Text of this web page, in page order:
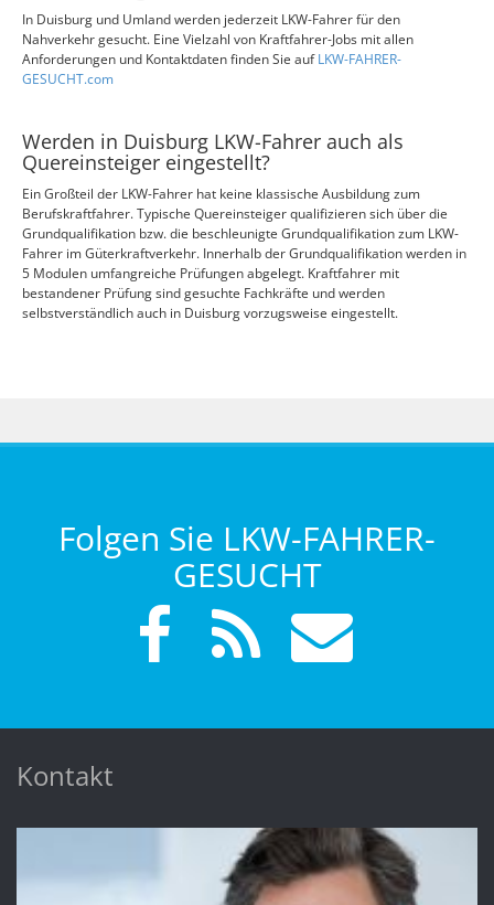
In Duisburg und Umland werden jederzeit LKW-Fahrer für den
Nahverkehr gesucht. Eine Vielzahl von Kraftfahrer-Jobs mit allen
Anforderungen und Kontaktdaten finden Sie aufLKW-FAHRER-
GESUCHT.com
Werden in Duisburg LKW-Fahrer auch als
Quereinsteiger eingestellt?
Ein Großteil der LKW-Fahrer hat keine klassische Ausbildung zum
Berufskraftfahrer. Typische Quereinsteiger qualifizieren sich über die
Grundqualifikation bzw. die beschleunigte Grundqualifikation zum LKW-
Fahrer im Güterkraftverkehr. Innerhalb der Grundqualifikation werden in
5 Modulen umfangreiche Prüfungen abgelegt. Kraftfahrer mit
bestandener Prüfung sind gesuchte Fachkräfte und werden
selbstverständlich auch in Duisburg vorzugsweise eingestellt.
Folgen Sie LKW-FAHRER-
GESUCHT
Kontakt